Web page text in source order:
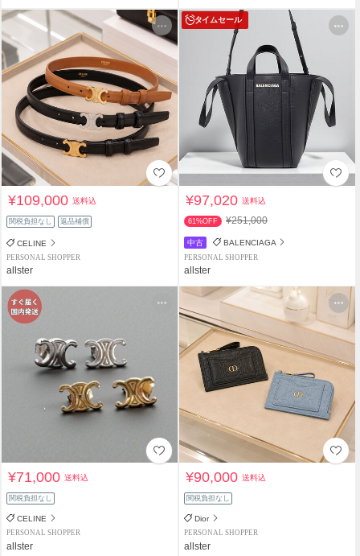
¥109,000送料込
関税負担なし 返品補償
CELINE
PERSONAL SHOPPER
allster
タイムセール
¥97,020送料込
61%OFF ¥251,000
中古 BALENCIAGA
PERSONAL SHOPPER
allster
¥71,000送料込
関税負担なし
CELINE
PERSONAL SHOPPER
allster
¥90,000送料込
関税負担なし
Dior
PERSONAL SHOPPER
allster